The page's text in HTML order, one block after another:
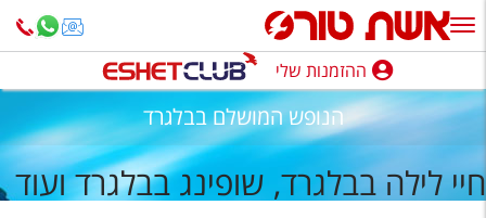
ההזמנות שלי
נופש בארץ
חופשה לפי סגנון
ההזמנות שלי
הנופש המושלם בבלגרד
חיי לילה בבלגרד, שופינג בבלגרד ועוד